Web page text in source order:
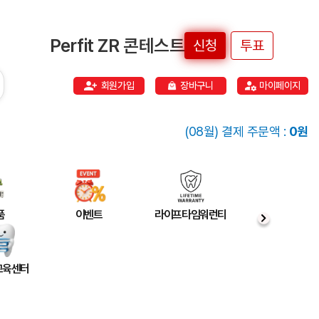
Perfit ZR 콘테스트 신청 투표
회원가입 장바구니 마이페이지
(08월) 결제 주문액 : 0원
이벤트 라이프타임워런티
센터